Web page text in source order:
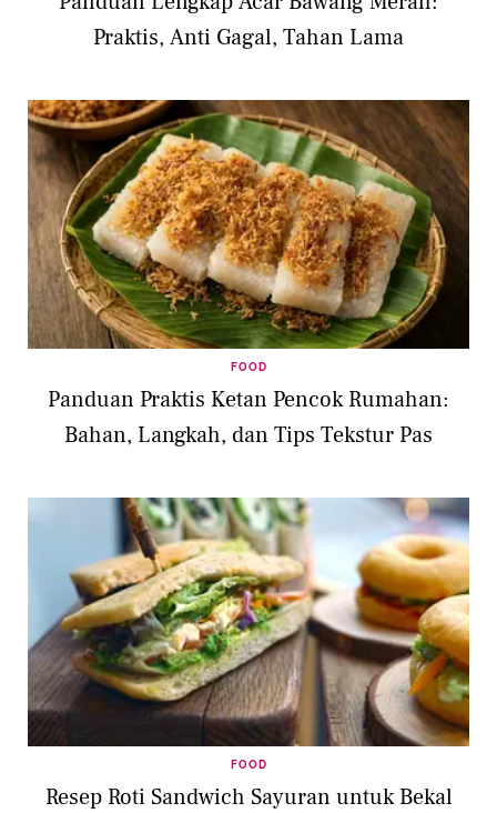
Praktis, Anti Gagal, Tahan Lama
FOOD
Panduan Praktis Ketan Pencok Rumahan:
Bahan, Langkah, dan Tips Tekstur Pas
FOOD
Resep Roti Sandwich Sayuran untuk Bekal